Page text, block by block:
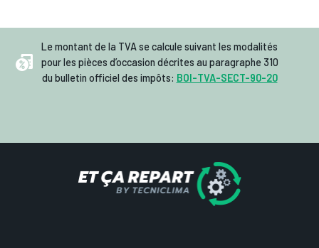
Le montant de la TVA se calcule suivant les modalités
pour les pièces d’occasion décrites au paragraphe 310
du bulletin officiel des impôts: BOI-TVA-SECT-90-20